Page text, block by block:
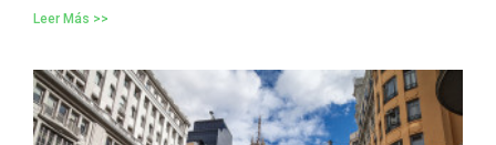
Leer Más >>